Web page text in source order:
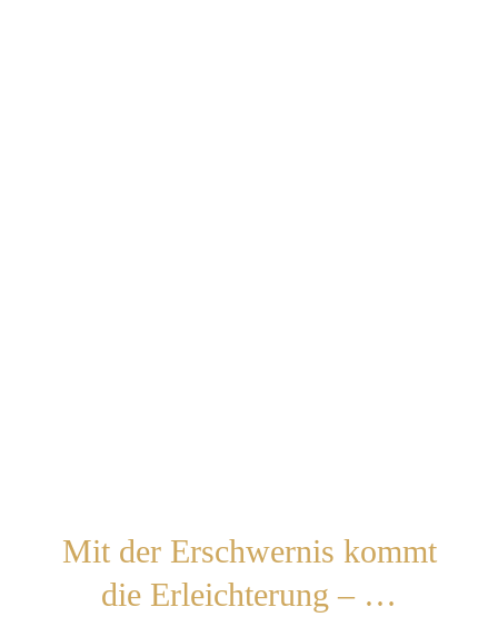
Mit der Erschwernis kommt
die Erleichterung – …